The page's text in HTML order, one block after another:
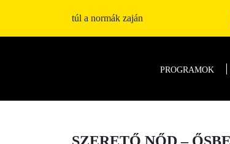
túl a normák zaján
PROGRAMOK